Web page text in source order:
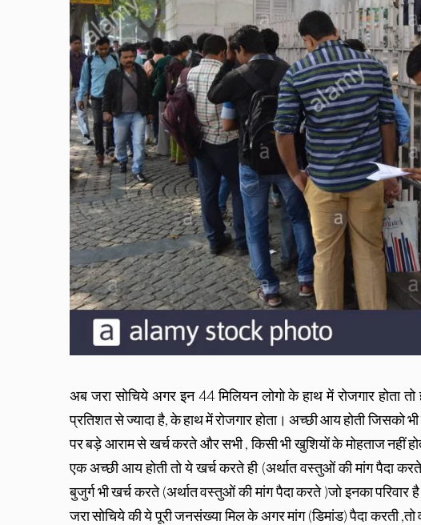
अब जरा सोचिये अगर इन 44 मिलियन लोगो के हाथ में रोजगार
प्रतिशत से ज्यादा है, के हाथ में रोजगार होता। अच्छी आय होती जिसको
पर बड़े आराम से खर्च करते और सभी , किसी भी खुशियों के मोहताज नहीं
एक अच्छी आय होती तो ये खर्च करते ही (अर्थात वस्तुओं की मांग पैदा
बुजुर्ग भी खर्च करते (अर्थात वस्तुओं की मांग पैदा करते )जो इनका परिवार
जरा सोचिये की ये पूरी जनसंख्या मिल के अगर मांग (डिमांड) पैदा करती ,तो